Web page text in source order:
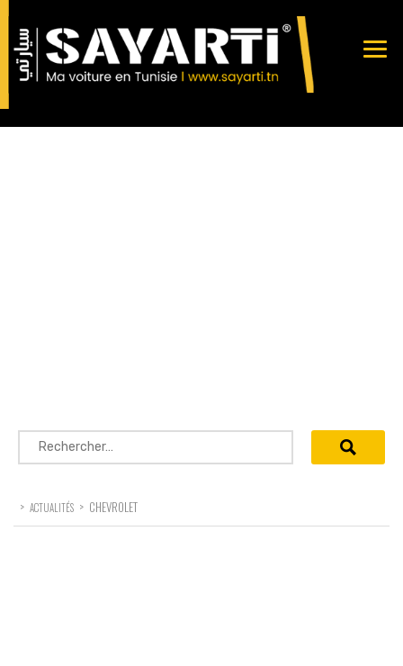
Rechercher :
> ACTUALITÉS > CHEVROLET